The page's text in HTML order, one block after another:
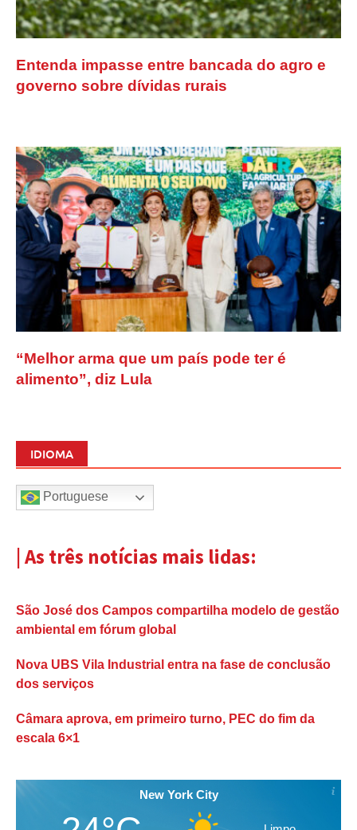
Entenda impasse entre bancada do agro e
governo sobre dívidas rurais
“Melhor arma que um país pode ter é
alimento”, diz Lula
IDIOMA
Portuguese
| As três notícias mais lidas:
São José dos Campos compartilha modelo de gestão
ambiental em fórum global
Nova UBS Vila Industrial entra na fase de conclusão
dos serviços
Câmara aprova, em primeiro turno, PEC do fim da
escala 6×1
New York City